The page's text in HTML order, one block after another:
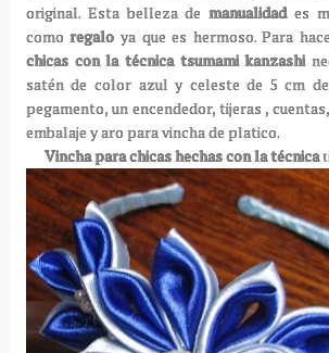
original. Esta belleza de manualidades
comoregalo ya que es hermoso. Para
chicas con la técnica tsumamikanzashi
satén de color azul y celeste de 5 cm
pegamento, un encendedor, tijeras ,
embalaje y aro para vincha de platico.
Vincha para chicas hechas con la técnica